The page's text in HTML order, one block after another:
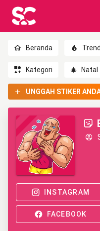
Beranda
Kategori 🎄 Natal
UNGGAH STIKER
INSTAGRAM
FACEBOOK